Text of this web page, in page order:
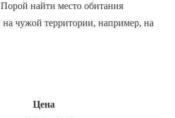
найти место обитания
чужой территории, например, на
Цена